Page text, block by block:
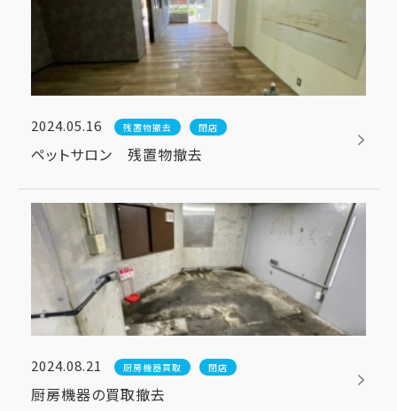
2024.05.16 残置物撤去 閉店
ペットサロン 残置物撤去
2024.08.21 厨房機器買取 閉店
厨房機器の買取撤去